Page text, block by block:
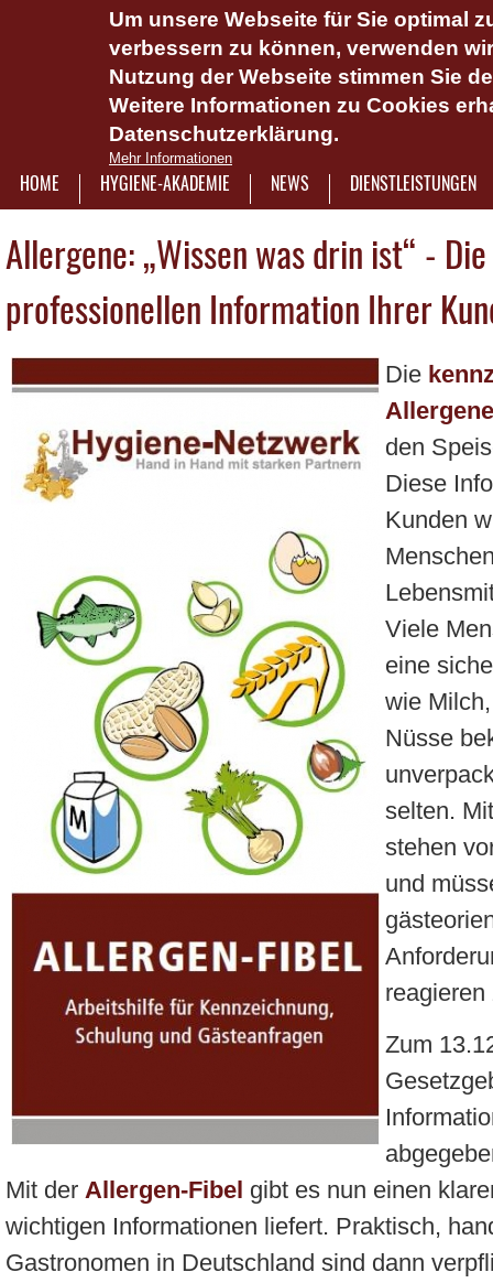
Um unsere Webseite für Sie optimal
verbessern zu können, verwenden
Nutzung der Webseite stimmen Sie
Weitere Informationen zu Cookies
Datenschutzerklärung.
Mehr Informationen
HOME HYGIENE-AKADEMIE NEWS DIENSTLEISTUNGEN
Das
Plattform
7921322
Allergene: „Wissen was drin ist“ -
professionellen Information Ihrer
Die
Allergene
den
Diese
Kunden
Viele
eine
wie
Nüsse
selten.
stehen
und
reagieren
Zum
Mit der Allergen-Fibel gibt es nun einen
wichtigen Informationen liefert. Praktisch,
Gastronomen in Deutschland sind dann